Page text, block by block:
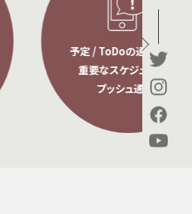
予定 / ToDoの通知機能で
重要なスケジュールを
プッシュ通知。